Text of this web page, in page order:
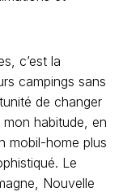
c’est la
campings sans
de changer
habitude, en
mobil-home plus
Le
Nouvelle